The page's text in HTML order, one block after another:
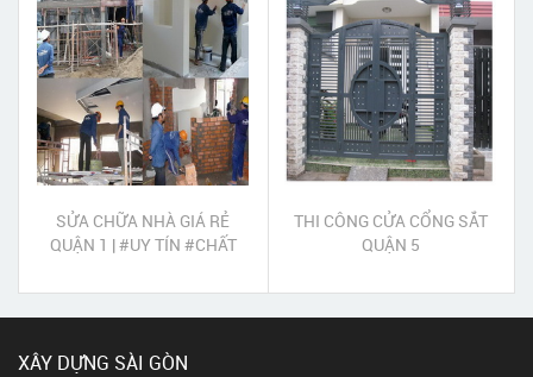
SỬA CHỮA NHÀ GIÁ RẺ
QUẬN 1 | #UY TÍN #CHẤT
THI CÔNG CỬA CỔNG SẮT
QUẬN 5
XÂY DỰNG SÀI GÒN